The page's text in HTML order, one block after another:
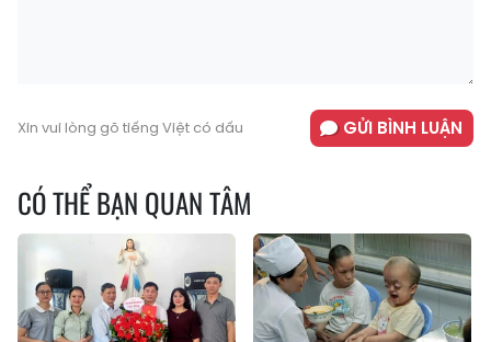
Xin vui lòng gõ tiếng Việt có dấu GỬI BÌNH LUẬN
CÓ THỂ BẠN QUAN TÂM